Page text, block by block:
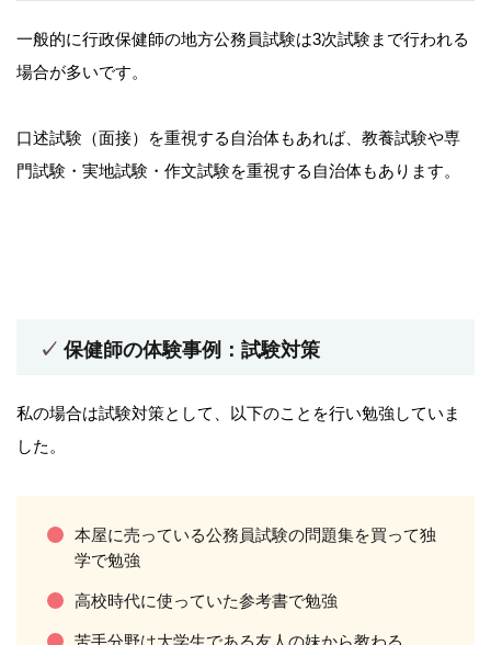
一般的に行政保健師の地方公務員試験は3次試験まで行われる
場合が多いです。
口述試験（面接）を重視する自治体もあれば、教養試験や専
門試験・実地試験・作文試験を重視する自治体もあります。
保健師の体験事例：試験対策
私の場合は試験対策として、以下のことを行い勉強していま
した。
本屋に売っている公務員試験の問題集を買って独
学で勉強
高校時代に使っていた参考書で勉強
苦手分野は大学生である友人の妹から教わる